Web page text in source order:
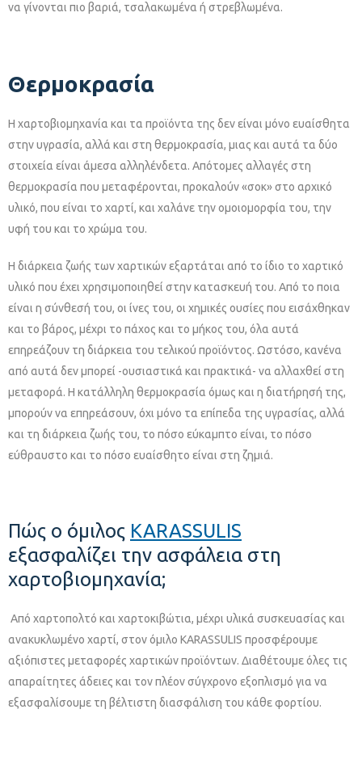
να γίνονται πιο βαριά, τσαλακωμένα ή στρεβλωμένα.
Θερμοκρασία
Η χαρτοβιομηχανία και τα προϊόντα της δεν είναι μόνο ευαίσθητα
στην υγρασία, αλλά και στη θερμοκρασία, μιας και αυτά τα δύο
στοιχεία είναι άμεσα αλληλένδετα. Απότομες αλλαγές στη
θερμοκρασία που μεταφέρονται, προκαλούν «σοκ» στο αρχικό
υλικό, που είναι το χαρτί, και χαλάνε την ομοιομορφία του, την
υφή του και το χρώμα του.
Η διάρκεια ζωής των χαρτικών εξαρτάται από το ίδιο το χαρτικό
υλικό που έχει χρησιμοποιηθεί στην κατασκευή του. Από το ποια
είναι η σύνθεσή του, οι ίνες του, οι χημικές ουσίες που εισάχθηκαν
και το βάρος, μέχρι το πάχος και το μήκος του, όλα αυτά
επηρεάζουν τη διάρκεια του τελικού προϊόντος. Ωστόσο, κανένα
από αυτά δεν μπορεί -ουσιαστικά και πρακτικά- να αλλαχθεί στη
μεταφορά. Η κατάλληλη θερμοκρασία όμως και η διατήρησή της,
μπορούν να επηρεάσουν, όχι μόνο τα επίπεδα της υγρασίας, αλλά
και τη διάρκεια ζωής του, το πόσο εύκαμπτο είναι, το πόσο
εύθραυστο και το πόσο ευαίσθητο είναι στη ζημιά.
Πώς ο όμιλος KARASSULIS
εξασφαλίζει την ασφάλεια στη
χαρτοβιομηχανία;
Από χαρτοπολτό και χαρτοκιβώτια, μέχρι υλικά συσκευασίας και
ανακυκλωμένο χαρτί, στον όμιλο KARASSULIS προσφέρουμε
αξιόπιστες μεταφορές χαρτικών προϊόντων. Διαθέτουμε όλες τις
απαραίτητες άδειες και τον πλέον σύγχρονο εξοπλισμό για να
εξασφαλίσουμε τη βέλτιστη διασφάλιση του κάθε φορτίου.